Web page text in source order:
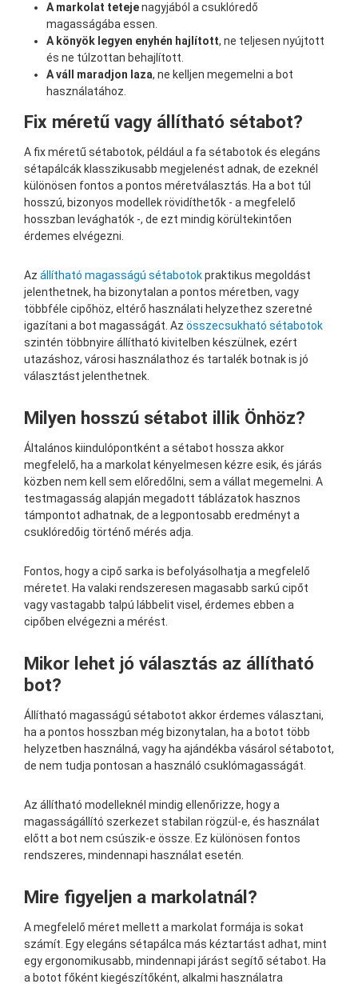
A markolat tetejenagyjából a csuklóredő
magasságába essen.
A könyök legyen enyhén hajlított, ne teljesen nyújtott
és ne túlzottan behajlított.
A váll maradjon laza, ne kelljen megemelni a bot
használatához.
Fix méretű vagy állítható sétabot?
A fix méretű sétabotok, például a fa sétabotok és elegáns
sétapálcák klasszikusabb megjelenést adnak, de ezeknél
különösen fontos a pontos méretválasztás. Ha a bot túl
hosszú, bizonyos modellek rövidíthetők - a megfelelő
hosszban levághatók -, de ezt mindig körültekintően
érdemes elvégezni.
Az állítható magasságú sétabotokpraktikus megoldást
jelenthetnek, ha bizonytalan a pontos méretben, vagy
többféle cipőhöz, eltérő használati helyzethez szeretné
igazítani a bot magasságát. Az összecsukható sétabotok
szintén többnyire állítható kivitelben készülnek, ezért
utazáshoz, városi használathoz és tartalék botnak is jó
választást jelenthetnek.
Milyen hosszú sétabot illik Önhöz?
Általános kiindulópontként a sétabot hossza akkor
megfelelő, ha a markolat kényelmesen kézre esik, és járás
közben nem kell sem előredőlni, sem a vállat megemelni. A
testmagasság alapján megadott táblázatok hasznos
támpontot adhatnak, de a legpontosabb eredményt a
csuklóredőig történő mérés adja.
Fontos, hogy a cipő sarka is befolyásolhatja a megfelelő
méretet. Ha valaki rendszeresen magasabb sarkú cipőt
vagy vastagabb talpú lábbelit visel, érdemes ebben a
cipőben elvégezni a mérést.
Mikor lehet jó választás az állítható
bot?
Állítható magasságú sétabotot akkor érdemes választani,
ha a pontos hosszban még bizonytalan, ha a botot több
helyzetben használná, vagy ha ajándékba vásárol sétabotot,
de nem tudja pontosan a használó csuklómagasságát.
Az állítható modelleknél mindig ellenőrizze, hogy a
magasságállító szerkezet stabilan rögzül-e, és használat
előtt a bot nem csúszik-e össze. Ez különösen fontos
rendszeres, mindennapi használat esetén.
Mire figyeljen a markolatnál?
A megfelelő méret mellett a markolat formája is sokat
számít. Egy elegáns sétapálca más kéztartást adhat, mint
egy ergonomikusabb, mindennapi járást segítő sétabot. Ha
a botot főként kiegészítőként, alkalmi használatra